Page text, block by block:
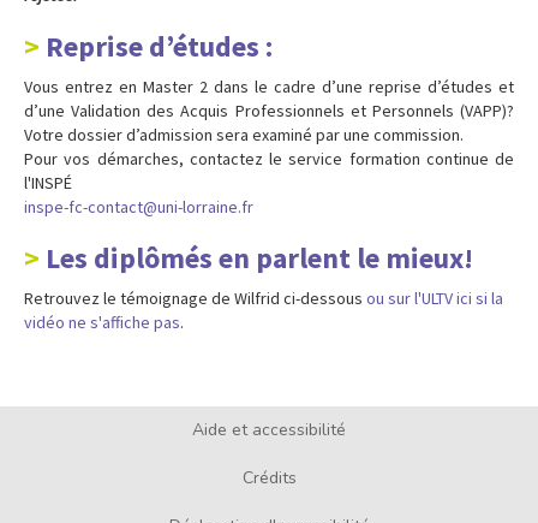
Reprise d’études :
Vous entrez en Master 2 dans le cadre d’une reprise d’études et
d’une Validation des Acquis Professionnels et Personnels (VAPP)?
Votre dossier d’admission sera examiné par une commission.
Pour vos démarches, contactez le service formation continue de
l'INSPÉ
inspe-fc-contact@uni-lorraine.fr
Les diplômés en parlent le mieux!
Retrouvez le témoignage de Wilfrid ci-dessous ou sur l'ULTV ici si la
vidéo ne s'affiche pas.
Aide et accessibilité
Crédits